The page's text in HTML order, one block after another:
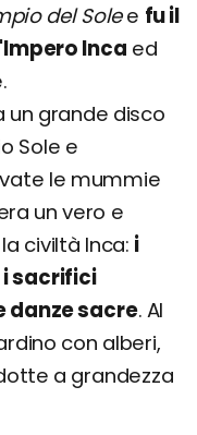
del Solee fu il
Inca ed
un grande disco
Sole e
le mummie
un vero e
civiltà Inca: i
sacrifici
danze sacre. Al
con alberi,
a grandezza